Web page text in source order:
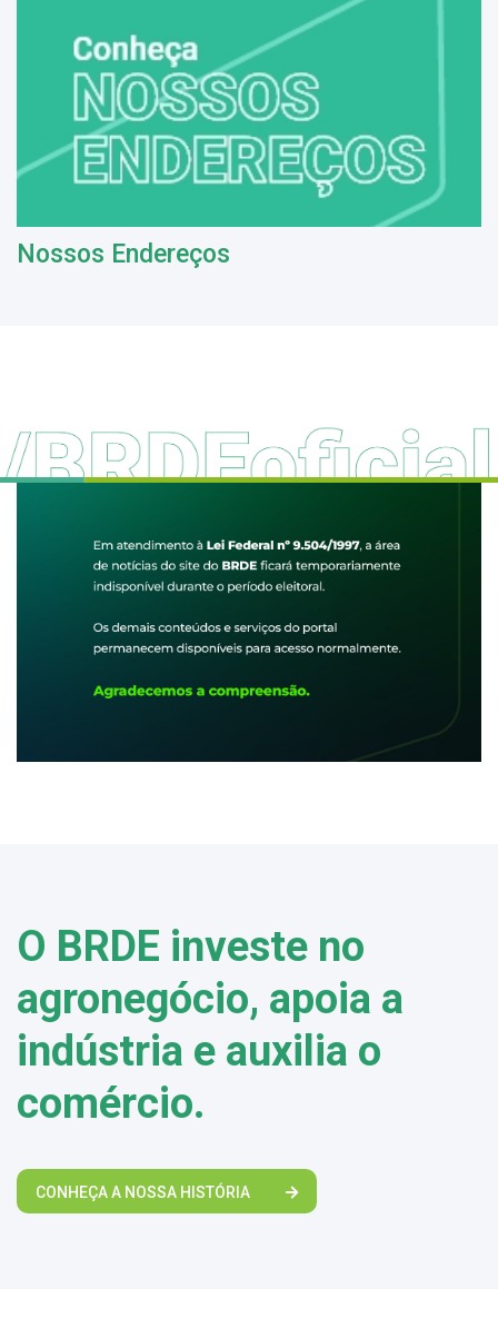
Nossos Endereços
O BRDE investe no
agronegócio, apoia a
indústria e auxilia o
comércio.
CONHEÇA A NOSSA HISTÓRIA